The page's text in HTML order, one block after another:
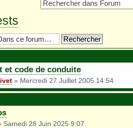
et code de conduite
» Mercredi 27 Juillet 2005 14:54
Samedi 28 Juin 2025 9:07